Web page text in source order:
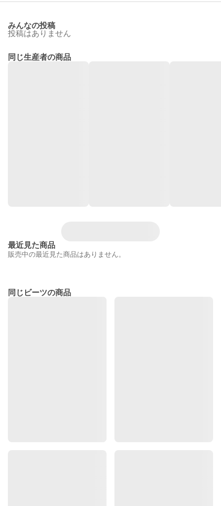
みんなの投稿
投稿はありません
同じ生産者の商品
最近見た商品
販売中の最近見た商品はありません。
同じビーツの商品